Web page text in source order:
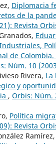
Diplomacia
de la
Revista
de Colombia.
Núm. 10
Rivera, La
y
, Orbis: Núm.
Política
Revista
Ramírez,